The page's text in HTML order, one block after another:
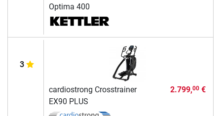
Optima 400
3
cardiostrong Crosstrainer
EX90 PLUS
2.799,00€